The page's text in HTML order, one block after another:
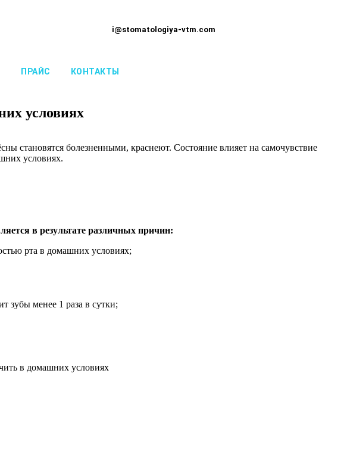
i@stomatologiya-vtm.com
ПРАЙС КОНТАКТЫ
условиях
становятся болезненными, краснеют. Состояние влияет на самочувствие
условиях.
в результате различных причин:
рта в домашних условиях;
зубы менее 1 раза в сутки;